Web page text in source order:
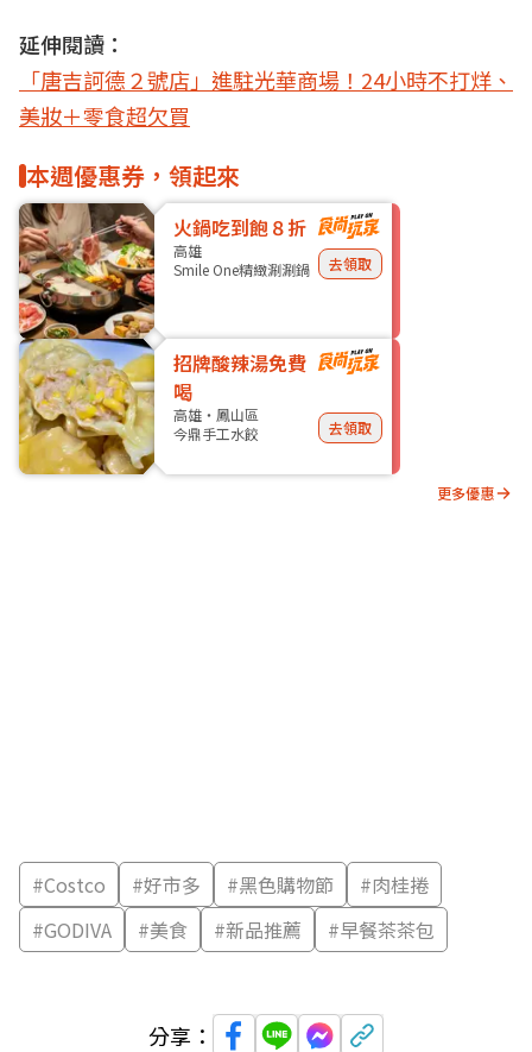
延伸閱讀：
「唐吉訶德２號店」進駐光華商場！24小時不打烊、
美妝＋零食超欠買
本週優惠券，領起來
火鍋吃到飽８折
高雄
Smile One精緻涮涮鍋
去領取
招牌酸辣湯免費
喝
高雄・鳳山區
今鼎手工水餃
去領取
更多優惠
#Costco #好市多 #黑色購物節 #肉桂捲
#GODIVA #美食 #新品推薦 #早餐茶茶包
分享：